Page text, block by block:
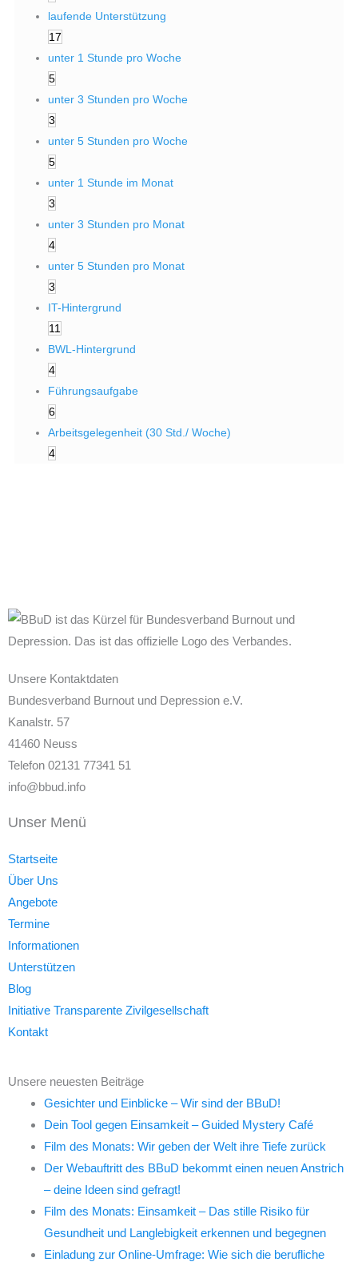
laufende Unterstützung
17
unter 1 Stunde pro Woche
5
unter 3 Stunden pro Woche
3
unter 5 Stunden pro Woche
5
unter 1 Stunde im Monat
3
unter 3 Stunden pro Monat
4
unter 5 Stunden pro Monat
3
IT-Hintergrund
11
BWL-Hintergrund
4
Führungsaufgabe
6
Arbeitsgelegenheit (30 Std./ Woche)
4
Unsere Kontaktdaten
Bundesverband Burnout und Depression e.V.
Kanalstr. 57
41460 Neuss
Telefon 02131 77341 51
info@bbud.info
Unser Menü
Startseite
Über Uns
Angebote
Termine
Informationen
Unterstützen
Blog
Initiative Transparente Zivilgesellschaft
Kontakt
Unsere neuesten Beiträge
Gesichter und Einblicke – Wir sind der BBuD!
Dein Tool gegen Einsamkeit – Guided Mystery Café
Film des Monats: Wir geben der Welt ihre Tiefe zurück
Der Webauftritt des BBuD bekommt einen neuen Anstrich
– deine Ideen sind gefragt!
Film des Monats: Einsamkeit – Das stille Risiko für
Gesundheit und Langlebigkeit erkennen und begegnen
Einladung zur Online-Umfrage: Wie sich die berufliche